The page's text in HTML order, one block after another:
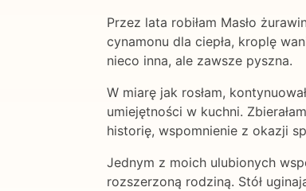
Przez lata robiłam Masło
cynamonu dla ciepła, kroplę
nieco inna, ale zawsze pyszna.
W miarę jak rosłam,
umiejętności w kuchni.
historię, wspomnienie z okazji
Jednym z moich ulubionych
rozszerzoną rodziną. Stół